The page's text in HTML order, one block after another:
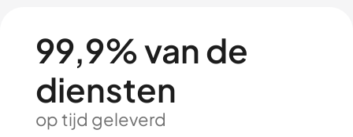
99,9% van de
diensten
op tijd geleverd